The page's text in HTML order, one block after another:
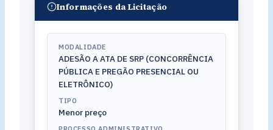
Informações da Licitação
MODALIDADE
ADESÃO A ATA DE SRP (CONCORRÊNCIA
PÚBLICA E PREGÃO PRESENCIAL OU
ELETRÔNICO)
TIPO
Menor preço